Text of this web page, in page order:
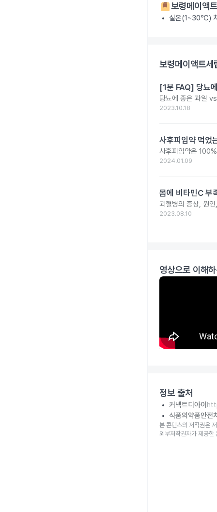
보령메이액
실온(1~30℃)
보령메이액트
[1분 FAQ] 당뇨
당뇨에 좋은 과일
2023.10.18
사후피임약 먹었
사후피임약은
2024.01.09
몸에 비타민C 부
괴혈병의 증상, 원
2023.08.10
영상으로 이해
정보 출처
커넥트디아이
식품의약품안전
본 콘텐츠의 저작권은
외부저작권자가 제공한